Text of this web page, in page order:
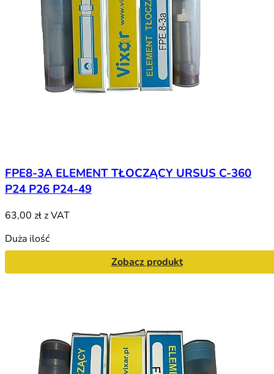
FPE8-3A ELEMENT TŁOCZĄCY URSUS C-360
P24 P26 P24-49
63,00 złz VAT
Duża ilość
Zobacz produkt